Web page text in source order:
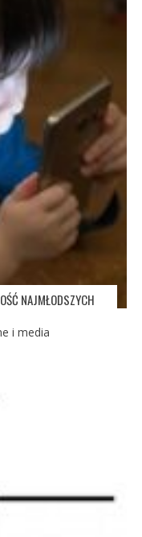
NAJMŁODSZYCH
i media